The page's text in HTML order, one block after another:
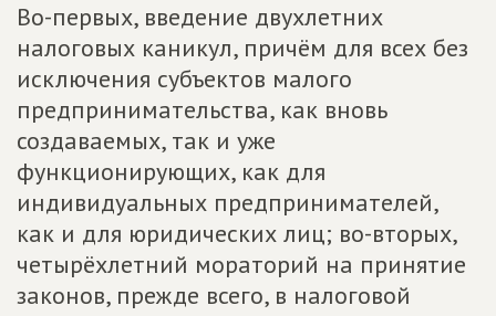
Во-первых, введение двухлетних
налоговых каникул, причём для всех без
исключения субъектов малого
предпринимательства, как вновь
создаваемых, так и уже
функционирующих, как для
индивидуальных предпринимателей,
как и для юридических лиц; во-вторых,
четырёхлетний мораторий на принятие
законов, прежде всего, в налоговой